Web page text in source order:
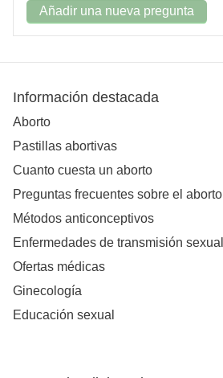
Añadir una nueva pregunta
Información destacada
Aborto
Pastillas abortivas
Cuanto cuesta un aborto
Preguntas frecuentes sobre el aborto
Métodos anticonceptivos
Enfermedades de transmisión sexual
Ofertas médicas
Ginecología
Educación sexual